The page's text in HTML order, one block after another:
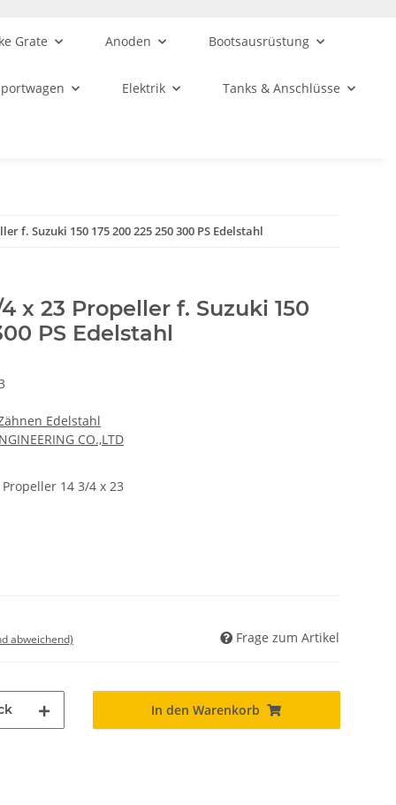
Grate Anoden Bootsausrüstung
Elektrik Tanks & Anschlüsse
f. Suzuki 150 175 200 225 250 300 PS Edelstahl
x 23 Propeller f. Suzuki 150
PS Edelstahl
Edelstahl
CO.,LTD
14 3/4 x 23
abweichend) Frage zum Artikel
In den Warenkorb